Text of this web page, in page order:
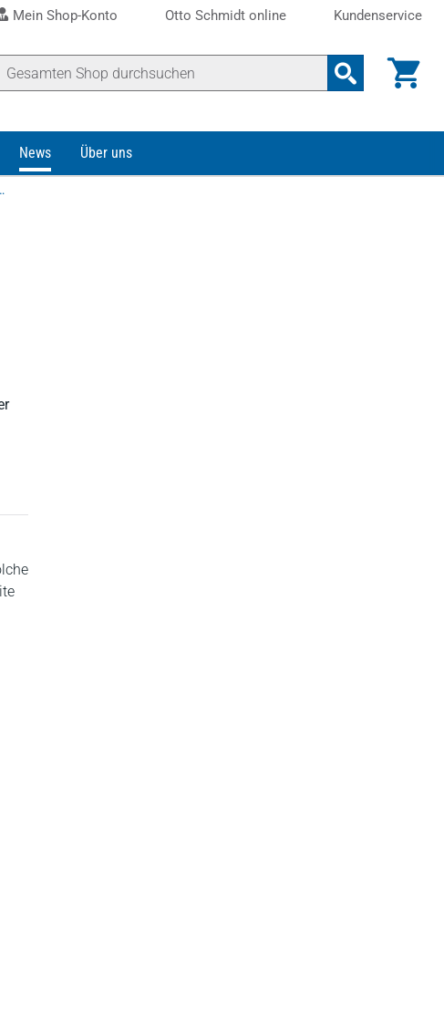
Mein Shop-Konto Otto Schmidt online Kundenservice
News Über uns
der Corona-Pandemie